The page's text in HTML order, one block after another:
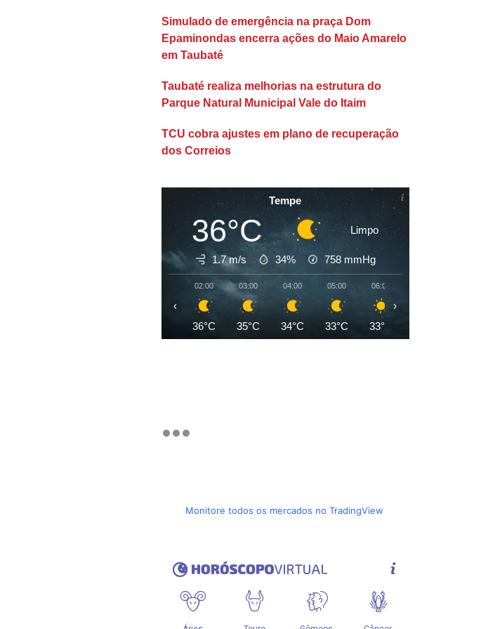
Simulado de emergência na praça Dom
Epaminondas encerra ações do Maio Amarelo
em Taubaté
Taubaté realiza melhorias na estrutura do
Parque Natural Municipal Vale do Itaim
TCU cobra ajustes em plano de recuperação
dos Correios
Tempe
36°C Limpo
1.7 m/s 34% 758 mmHg
02:00
36°C
03:00
35°C
04:00
34°C
05:00
33°C
06:00
33°C
‹ ›
Monitore todos os mercados no TradingView